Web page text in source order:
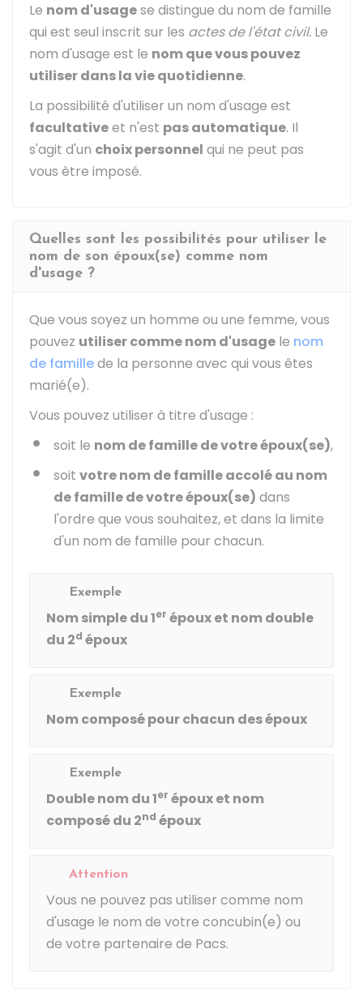
Le nom d'usagese distingue du nom de famille
qui est seul inscrit sur les actes de l'état civil. Le
nom d'usage est le nom que vous pouvez
utiliser dans la vie quotidienne.
La possibilité d'utiliser un nom d'usage est
facultativeet n'est pas automatique. Il
s'agit d'un choix personnel qui ne peut pas
vous être imposé.
Quelles sont les possibilités pour utiliser le
nom de son époux(se) comme nom
d'usage ?
Que vous soyez un homme ou une femme, vous
pouvez utiliser comme nom d'usage le nom
de famillede la personne avec qui vous êtes
marié(e).
Vous pouvez utiliser à titre d'usage :
soit le nom de famille de votre époux(se),
soit votre nom de famille accolé au nom
de famille de votre époux(se) dans
l'ordre que vous souhaitez, et dans la limite
d'un nom de famille pour chacun.
Exemple
Nom simple du 1er époux et nom double
du 2d époux
Exemple
Nom composé pour chacun des époux
Exemple
Double nom du 1er époux et nom
composé du 2nd époux
Attention
Vous ne pouvez pas utiliser comme nom
d'usage le nom de votre concubin(e) ou
de votre partenaire de Pacs.